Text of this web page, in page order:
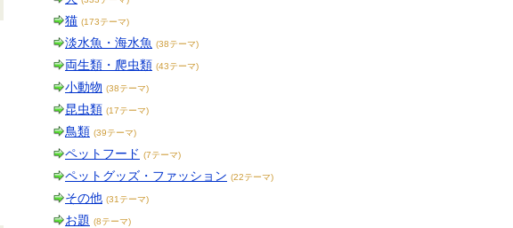
猫 (173テーマ)
淡水魚・海水魚 (38テーマ)
両生類・爬虫類 (43テーマ)
小動物 (38テーマ)
昆虫類 (17テーマ)
鳥類 (39テーマ)
ペットフード (7テーマ)
ペットグッズ・ファッション (22テーマ)
その他 (31テーマ)
お題 (8テーマ)